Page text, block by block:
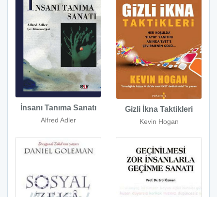
İnsanı Tanıma Sanatı
Alfred Adler
Gizli İkna Taktikleri
Kevin Hogan